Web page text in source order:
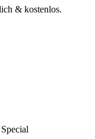
& kostenlos.